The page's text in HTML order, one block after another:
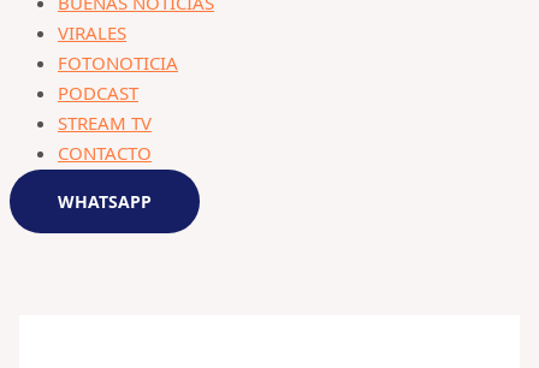
VIRALES
FOTONOTICIA
PODCAST
STREAM TV
CONTACTO
WHATSAPP